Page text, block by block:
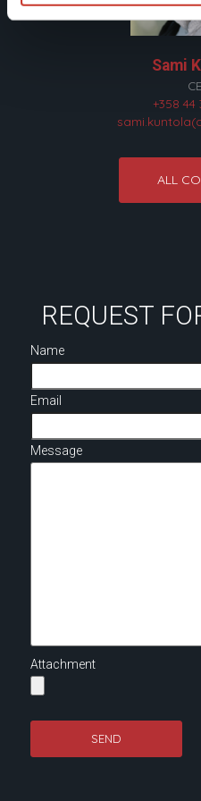
Sami
+358 44
ALL
REQUEST
Name
Email
Message
Attachment